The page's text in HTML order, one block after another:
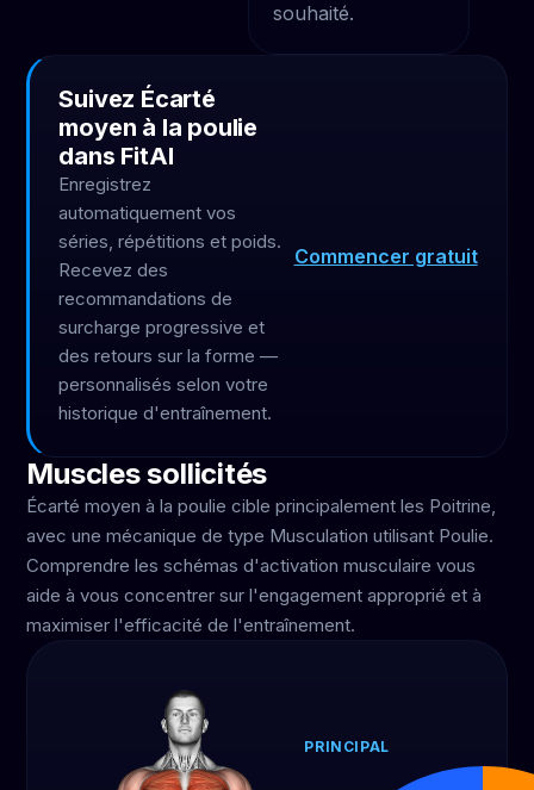
souhaité.
Suivez Écarté
moyen à la poulie
dans FitAI
Enregistrez
automatiquement vos
séries, répétitions et poids.
Recevez des
recommandations de
surcharge progressive et
des retours sur la forme —
personnalisés selon votre
historique d'entraînement.
Commencer gratuit
Muscles sollicités
Écarté moyen à la poulie cible principalement les Poitrine,
avec une mécanique de type Musculation utilisant Poulie.
Comprendre les schémas d'activation musculaire vous
aide à vous concentrer sur l'engagement approprié et à
maximiser l'efficacité de l'entraînement.
PRINCIPAL
Poitrine